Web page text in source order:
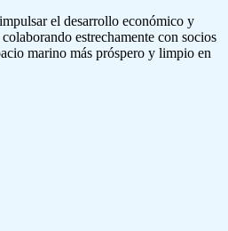
el desarrollo económico y
estrechamente con socios
marino más próspero y limpio en